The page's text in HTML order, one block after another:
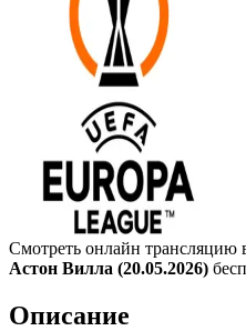
Смотреть онлайн трансляцию
Астон Вилла (20.05.2026)
Описание